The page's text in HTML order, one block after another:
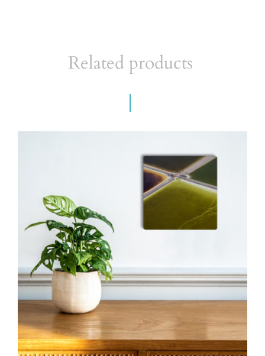
Related products